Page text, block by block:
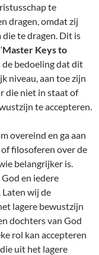
te
dragen, omdat zij
te dragen. Dit is
Master Keys to
de bedoeling dat dit
niveau, aan toe zijn
die niet in staat of
te accepteren.
overeind en ga aan
filosoferen over de
belangrijker is.
en iedere
wij de
lagere bewustzijn
dochters van God
rol kan accepteren
uit het lagere